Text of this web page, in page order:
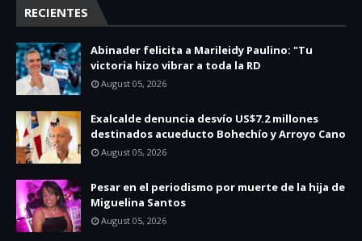
RECIENTES
Abinader felicita a Marileidy Paulino: "Tu
victoria hizo vibrar a toda la RD
August 05, 2026
Exalcalde denuncia desvío US$7.2 millones
destinados acueducto Bohechío y Arroyo Cano
August 05, 2026
Pesar en el periodismo por muerte de la hija de
Miguelina Santos
August 05, 2026